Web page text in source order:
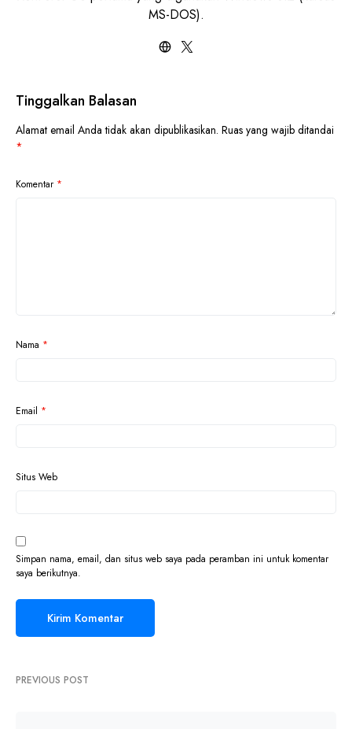
MS-DOS).
Tinggalkan Balasan
Alamat email Anda tidak akan dipublikasikan. Ruas yang wajib ditandai
*
Komentar *
Nama *
Email *
Situs Web
Simpan nama, email, dan situs web saya pada peramban ini untuk komentar
saya berikutnya.
PREVIOUS POST